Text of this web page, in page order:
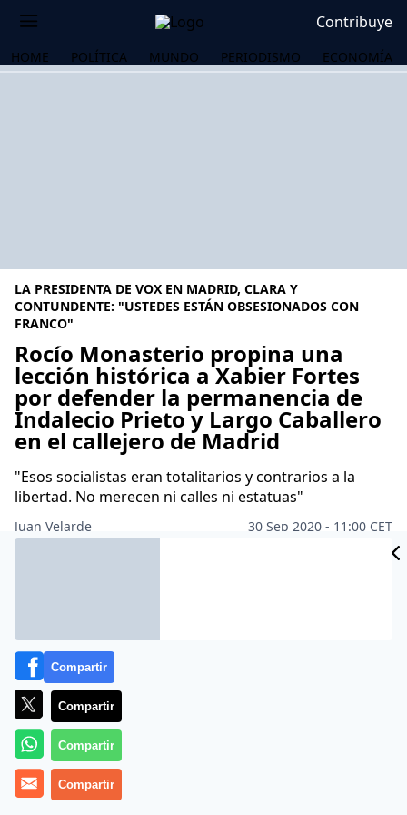
Contribuye
HOME POLÍTICA MUNDO PERIODISMO ECONOMÍA
LA PRESIDENTA DE VOX EN MADRID, CLARA Y
CONTUNDENTE: "USTEDES ESTÁN OBSESIONADOS CON
FRANCO"
Rocío Monasterio propina una
lección histórica a Xabier Fortes
por defender la permanencia de
Indalecio Prieto y Largo Caballero
en el callejero de Madrid
"Esos socialistas eran totalitarios y contrarios a la
libertad. No merecen ni calles ni estatuas"
Juan Velarde
30 Sep 2020 - 11:00 CET
Compartir
Compartir
Compartir
Compartir